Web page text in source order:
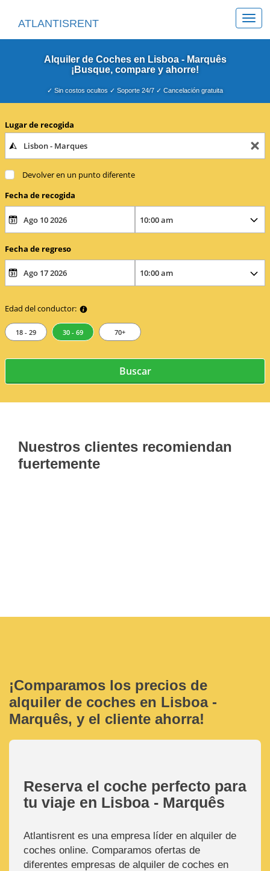
ATLANTISRENT
Alquiler de Coches en Lisboa - Marquês
¡Busque, compare y ahorre!
✓ Sin costos ocultos ✓ Soporte 24/7 ✓ Cancelación gratuita
Lugar de recogida
Devolver en un punto diferente
Fecha de recogida
Fecha de regreso
Edad del conductor:
18 - 29 30 - 69 70+
Buscar
Nuestros clientes recomiendan
fuertemente
¡Comparamos los precios de
alquiler de coches en Lisboa -
Marquês, y el cliente ahorra!
Reserva el coche perfecto para
tu viaje en Lisboa - Marquês
Atlantisrent es una empresa líder en alquiler de
coches online. Comparamos ofertas de
diferentes empresas de alquiler de coches en